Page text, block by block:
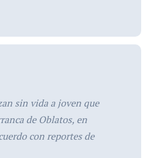
sin vida a joven que
de Oblatos, en
con reportes de